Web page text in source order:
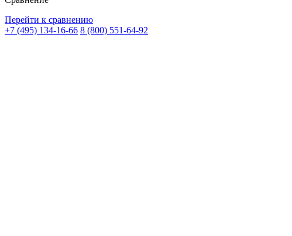
Перейти к сравнению
+7 (495) 134-16-66 8 (800) 551-64-92